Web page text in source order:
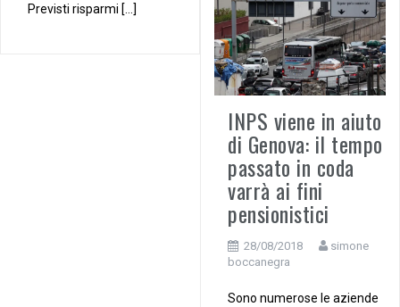
Previsti risparmi […]
INPS viene in aiuto
di Genova: il tempo
passato in coda
varrà ai fini
pensionistici
28/08/2018
simone
boccanegra
Sono numerose le aziende